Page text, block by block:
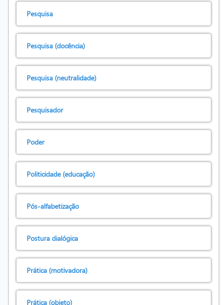
Pesquisa
Pesquisa (docência)
Pesquisa (neutralidade)
Pesquisador
Poder
Politicidade (educação)
Pós-alfabetização
Postura dialógica
Prática (motivadora)
Prática (objeto)